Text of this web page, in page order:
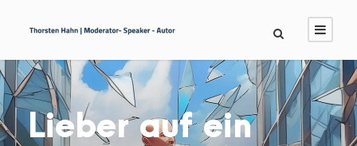
Lieber auf ein